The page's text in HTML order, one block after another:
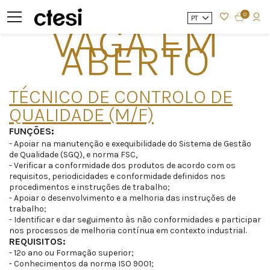
PT 0
VAGA EM
ABERTO
TÉCNICO DE CONTROLO DE
QUALIDADE (M/F)
FUNÇÕES:
- Apoiar na manutenção e exequibilidade do Sistema de Gestão
de Qualidade (SGQ), e norma FSC,
- Verificar a conformidade dos produtos de acordo com os
requisitos, periodicidades e conformidade definidos nos
procedimentos e instruções de trabalho;
- Apoiar o desenvolvimento e a melhoria das instruções de
trabalho;
- Identificar e dar seguimento às não conformidades e participar
nos processos de melhoria contínua em contexto industrial.
REQUISITOS:
- 12º ano ou Formação superior;
- Conhecimentos da norma ISO 9001;